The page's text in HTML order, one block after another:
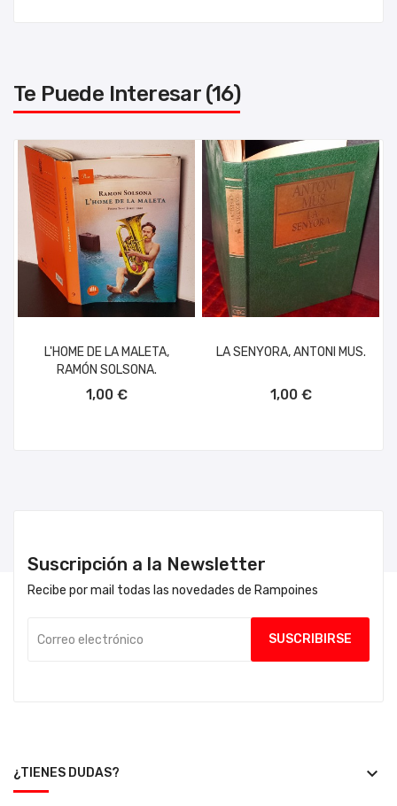
Te Puede Interesar (16)
L'HOME DE LA MALETA,
RAMÓN SOLSONA.
1,00 €
LA SENYORA, ANTONI MUS.
1,00 €
Suscripción a la Newsletter
Recibe por mail todas las novedades de Rampoines
¿TIENES DUDAS? keyboard_arrow_down